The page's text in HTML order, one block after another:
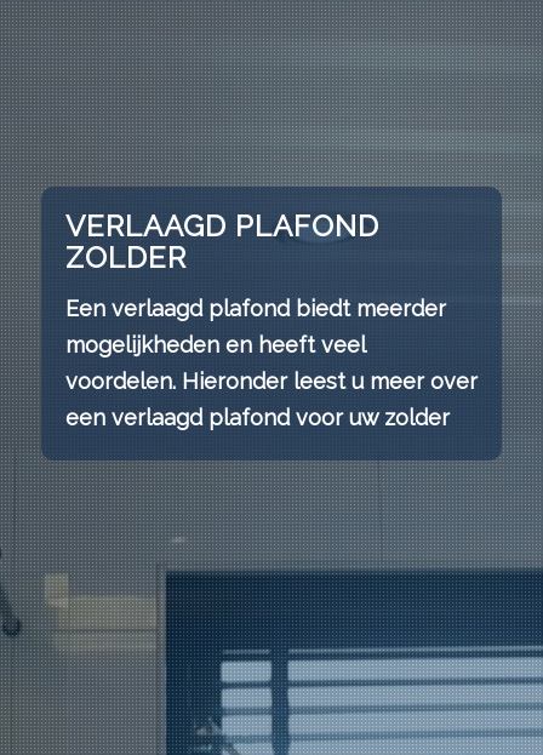
VERLAAGD PLAFOND
ZOLDER
Een verlaagd plafond biedt meerder
mogelijkheden en heeft veel
voordelen. Hieronder leest u meer over
een verlaagd plafond voor uw zolder